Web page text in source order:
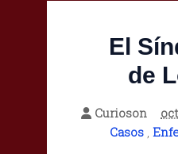
El
de
Curioson
Casos,